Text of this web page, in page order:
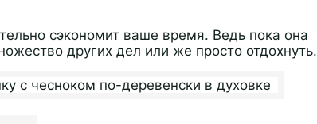
сэкономит ваше время. Ведь пока она
других дел или же просто отдохнуть.